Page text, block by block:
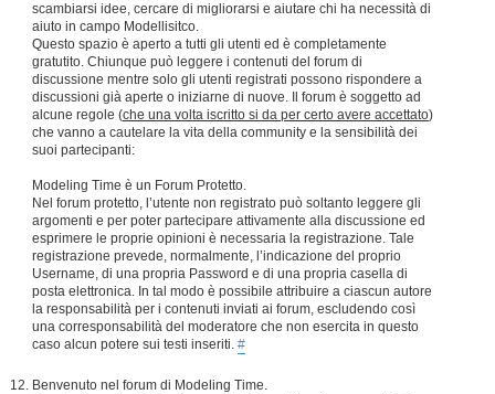
scambiarsi idee, cercare di migliorarsi e aiutare chi ha necessità di
aiuto in campo Modellisitco.
Questo spazio è aperto a tutti gli utenti ed è completamente
gratutito. Chiunque può leggere i contenuti del forum di
discussione mentre solo gli utenti registrati possono rispondere a
discussioni già aperte o iniziarne di nuove. Il forum è soggetto ad
alcune regole (che una volta iscritto si da per certo avere accettato)
che vanno a cautelare la vita della community e la sensibilità dei
suoi partecipanti:
Modeling Time è un Forum Protetto.
Nel forum protetto, l’utente non registrato può soltanto leggere gli
argomenti e per poter partecipare attivamente alla discussione ed
esprimere le proprie opinioni è necessaria la registrazione. Tale
registrazione prevede, normalmente, l’indicazione del proprio
Username, di una propria Password e di una propria casella di
posta elettronica. In tal modo è possibile attribuire a ciascun autore
la responsabilità per i contenuti inviati ai forum, escludendo così
una corresponsabilità del moderatore che non esercita in questo
caso alcun potere sui testi inseriti. #
Benvenuto nel forum di Modeling Time.